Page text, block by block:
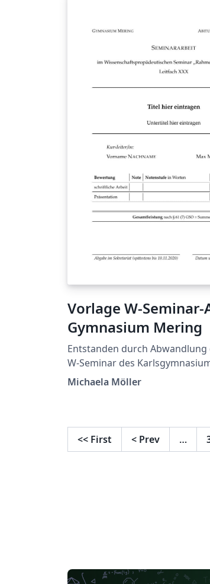
Vorlage W-
Gymnasium Mering
Entstanden durch
W-Seminar des
Reichenhall von Dr. Markus
Michaela Möller
<< First < Prev …